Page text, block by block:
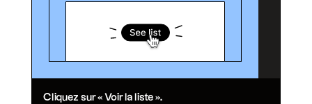
Cliquez sur « Voir la liste ».